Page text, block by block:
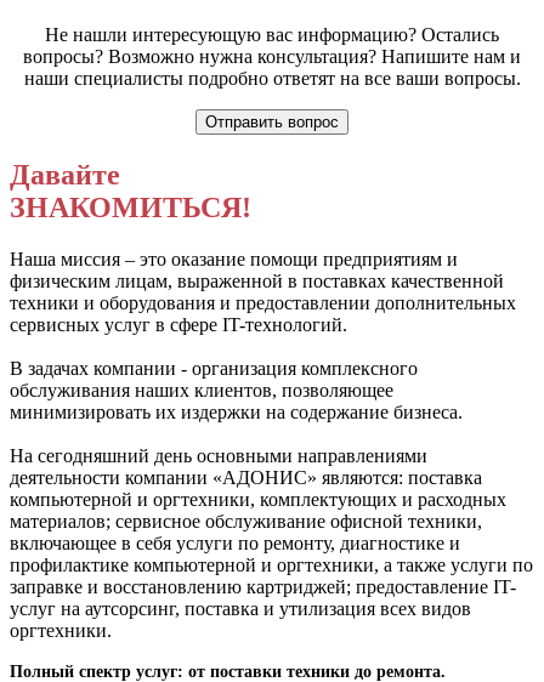
Не нашли интересующую вас информацию? Остались
вопросы? Возможно нужна консультация? Напишите нам и
наши специалисты подробно ответят на все ваши вопросы.
Давайте
ЗНАКОМИТЬСЯ!
Наша миссия – это оказание помощи предприятиям и
физическим лицам, выраженной в поставках качественной
техники и оборудования и предоставлении дополнительных
сервисных услуг в сфере IT-технологий.
В задачах компании - организация комплексного
обслуживания наших клиентов, позволяющее
минимизировать их издержки на содержание бизнеса.
На сегодняшний день основными направлениями
деятельности компании «АДОНИС» являются: поставка
компьютерной и оргтехники, комплектующих и расходных
материалов; сервисное обслуживание офисной техники,
включающее в себя услуги по ремонту, диагностике и
профилактике компьютерной и оргтехники, а также услуги по
заправке и восстановлению картриджей; предоставление IT-
услуг на аутсорсинг, поставка и утилизация всех видов
оргтехники.
Полный спектр услуг: от поставки техники до ремонта.